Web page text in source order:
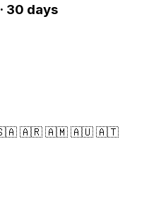
30 days
🇦🇷 🇦🇲 🇦🇺 🇦🇹